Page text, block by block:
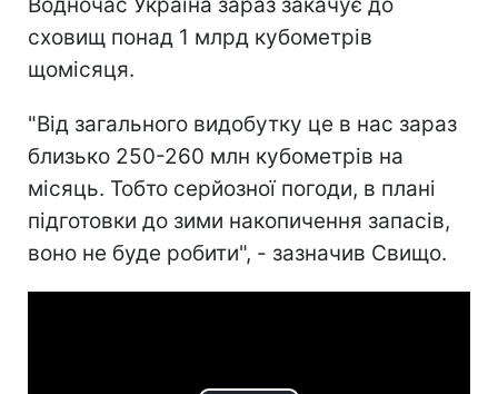
сховищ понад 1 млрд кубометрів
щомісяця.
"Від загального видобутку це в нас зараз
близько 250-260 млн кубометрів на
місяць. Тобто серйозної погоди, в плані
підготовки до зими накопичення запасів,
воно не буде робити", - зазначив Свищо.